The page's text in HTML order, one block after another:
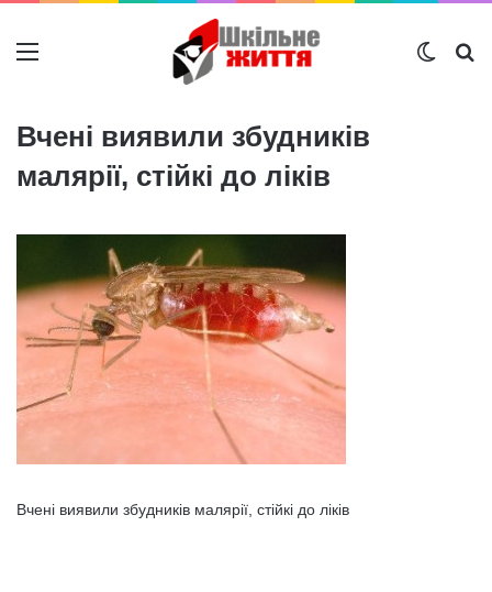
Меню
Вчені виявили збудників
малярії, стійкі до ліків
Вчені виявили збудників малярії, стійкі до ліків